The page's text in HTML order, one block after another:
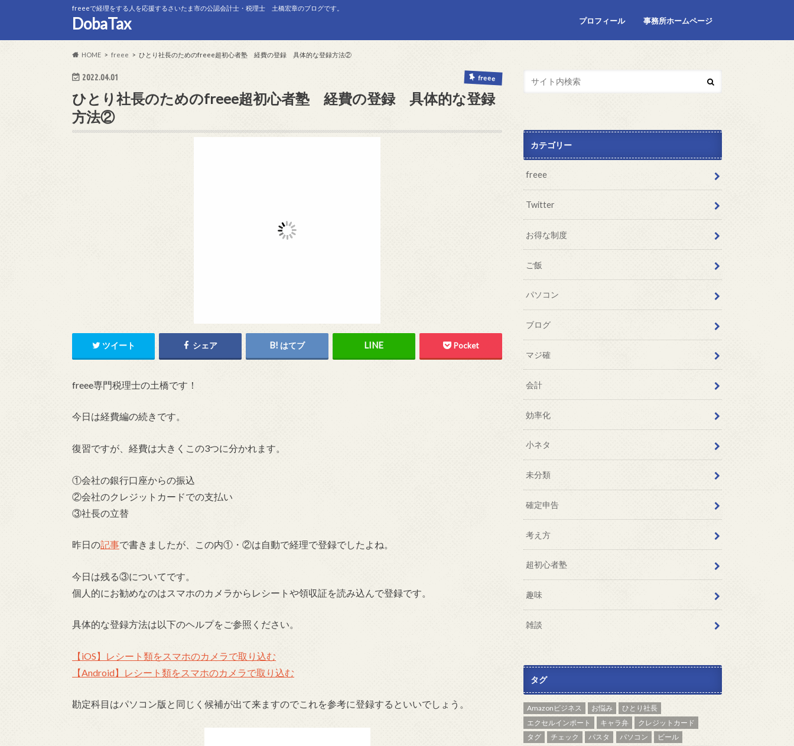
freeeで経理をする人を応援するさいたま市の公認会計士・税理士 土橋宏章のブログです。
DobaTax プロフィール 事務所ホームページ
HOME freee ひとり社長のためのfreee超初心者塾 経費の登録 具体的な登録方法②
2022.04.01 freee
ひとり社長のためのfreee超初心者塾 経費の登録 具体的な登録
方法②
ツイート シェア はてブ Pocket
freee専門税理士の土橋です！
今日は経費編の続きです。
復習ですが、経費は大きくこの3つに分かれます。
①会社の銀行口座からの振込
②会社のクレジットカードでの支払い
③社長の立替
昨日の記事で書きましたが、この内①・②は自動で経理で登録でしたよね。
今日は残る③についてです。
個人的にお勧めなのはスマホのカメラからレシートや領収証を読み込んで登録です。
具体的な登録方法は以下のヘルプをご参照ください。
【iOS】レシート類をスマホのカメラで取り込む
【Android】レシート類をスマホのカメラで取り込む
勘定科目はパソコン版と同じく候補が出て来ますのでこれを参考に登録するといいでしょう。
カテゴリー
freee
Twitter
お得な制度
ご飯
パソコン
ブログ
マジ確
会計
効率化
小ネタ
未分類
確定申告
考え方
超初心者塾
趣味
雑談
タグ
Amazonビジネス お悩み
ひとり社長
エクセルインポート
キャラ弁
クレジットカード
タグ
チェック パスタ パソコン
ビール